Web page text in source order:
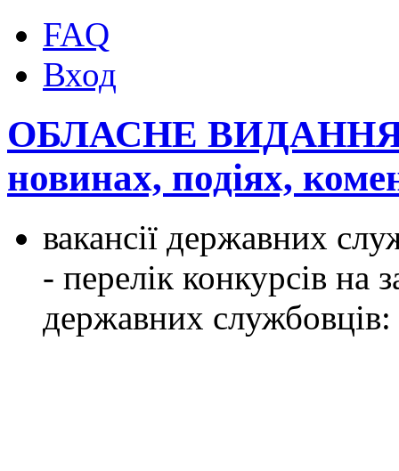
FAQ
Вход
ОБЛАСНЕ
новинах, подіях,
вакансії державних
- перелік конкурсів на
державних службовців: